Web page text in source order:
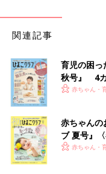
ただほっぺをくっつけ
関連記事
育児の困っ
秋号』 4カ
いっぱい！
赤ちゃん・
赤ちゃんの
ブ 夏号』
く！ おっ
赤ちゃん・